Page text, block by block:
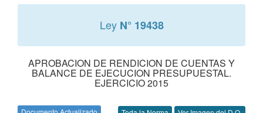
Ley N° 19438
APROBACION DE RENDICION DE CUENTAS Y
BALANCE DE EJECUCION PRESUPUESTAL.
EJERCICIO 2015